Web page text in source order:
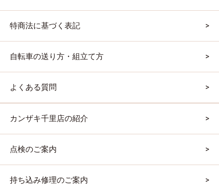
特商法に基づく表記
自転車の送り方・組立て方
よくある質問
カンザキ千里店の紹介
点検のご案内
持ち込み修理のご案内